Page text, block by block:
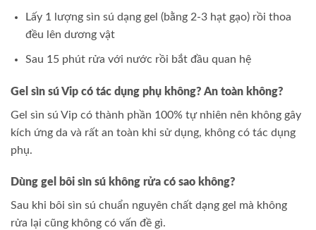
Lấy 1 lượng sìn sú dạng gel (bằng 2-3 hạt gạo) rồi thoa
đều lên dương vật
Sau 15 phút rửa với nước rồi bắt đầu quan hệ
Gel sìn sú Vip có tác dụng phụ không? An toàn không?
Gel sìn sú Vip có thành phần 100% tự nhiên nên không gây
kích ứng da và rất an toàn khi sử dụng, không có tác dụng
phụ.
Dùng gel bôi sìn sú không rửa có sao không?
Sau khi bôi sìn sú chuẩn nguyên chất dạng gel mà không
rửa lại cũng không có vấn đề gì.